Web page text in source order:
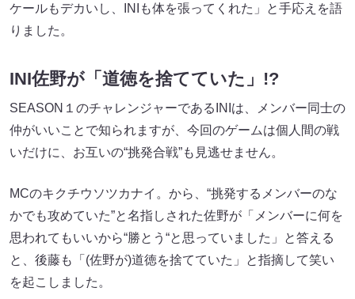
ケールもデカいし、INIも体を張ってくれた」と手応えを語
りました。
INI佐野が「道徳を捨てていた」!?
SEASON１のチャレンジャーであるINIは、メンバー同士の
仲がいいことで知られますが、今回のゲームは個人間の戦
いだけに、お互いの“挑発合戦”も見逃せません。
MCのキクチウソツカナイ。から、“挑発するメンバーのな
かでも攻めていた”と名指しされた佐野が「メンバーに何を
思われてもいいから“勝とう“と思っていました」と答える
と、後藤も「(佐野が)道徳を捨てていた」と指摘して笑い
を起こしました。